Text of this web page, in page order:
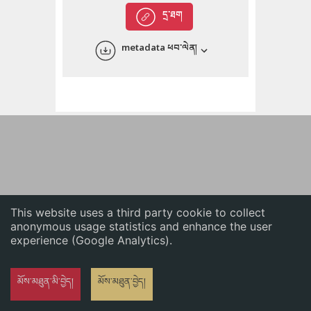
This website uses a third party cookie to collect
anonymous usage statistics and enhance the user
experience (Google Analytics).
མོས་མཐུན་མི་བྱེད། མོས་མཐུན་བྱེད།
English
དྲ་ཐག
metadata ཕབ་ལེན།